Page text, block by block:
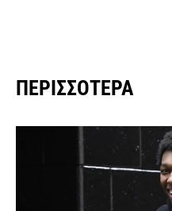
ΠΕΡΙΣΣΌΤΕΡΑ